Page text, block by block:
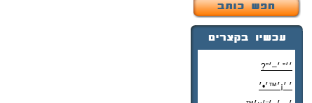
׳׳” ׳–׳”?
׳ ׳¡׳™׳•׳